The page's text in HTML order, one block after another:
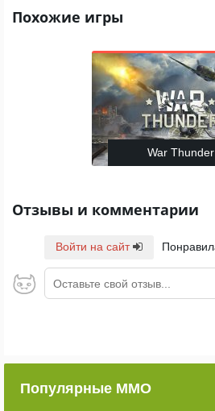
Похожие игры
War Thunder
Отзывы и комментарии
Войти на сайт
Оставьте свой отзыв...
Популярные ММО